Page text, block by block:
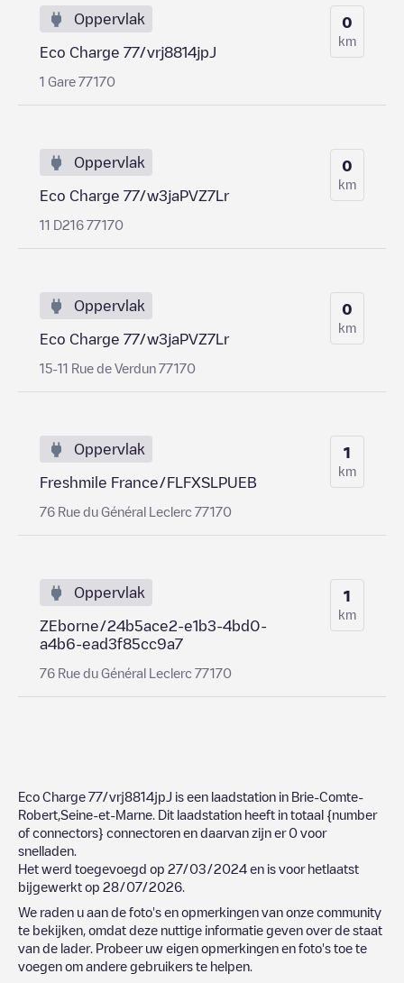
Oppervlak
Eco Charge 77/vrj8814jpJ
1 Gare 77170
0
km
Oppervlak
Eco Charge 77/w3jaPVZ7Lr
11 D216 77170
0
km
Oppervlak
Eco Charge 77/w3jaPVZ7Lr
15-11 Rue de Verdun 77170
0
km
Oppervlak
Freshmile France/FLFXSLPUEB
76 Rue du Général Leclerc 77170
1
km
Oppervlak
ZEborne/24b5ace2-e1b3-4bd0-
a4b6-ead3f85cc9a7
76 Rue du Général Leclerc 77170
1
km
Eco Charge 77/vrj8814jpJ is een laadstation in Brie-Comte-
Robert Seine-et-Marne . Dit laadstation heeft in totaal {number
of connectors} connectoren en daarvan zijn er 0 voor
snelladen.
Het werd toegevoegd op 27/03/2024 en is voor hetlaatst
bijgewerkt op 28/07/2026
We raden u aan de foto's en opmerkingen van onze community
te bekijken, omdat deze nuttige informatie geven over de staat
van de lader. Probeer uw eigen opmerkingen en foto's toe te
voegen om andere gebruikers te helpen.